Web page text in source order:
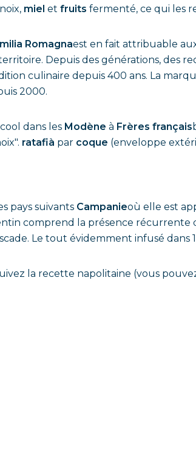
miel et fruits fermenté, ce qui les
Romagnaest en fait attribuable
Depuis des générations, des
culinaire depuis 400 ans. La
2000.
dans les Modène à Frères français
ratafià par coque (enveloppe
pays suivants Campanieoù elle est
comprend la présence récurrente
Le tout évidemment infusé dans
la recette napolitaine (vous